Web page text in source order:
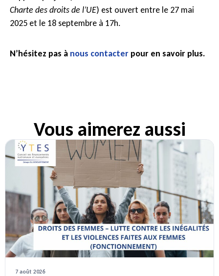
Charte des droits de l’UE) est ouvert entre le 27 mai
2025 et le 18 septembre à 17h.
N’hésitez pas à nous contacter pour en savoir plus.
Vous aimerez aussi
7 août 2026